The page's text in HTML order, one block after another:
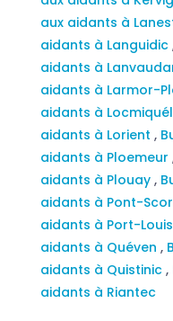
aux aidants à
aidants à Languidic
aidants à
aidants à Larmor-
aidants à
aidants à Lorient ,
aidants à Ploemeur
aidants à Plouay ,
aidants à Pont-
aidants à Port-Louis
aidants à Quéven ,
aidants à Quistinic ,
aidants à Riantec